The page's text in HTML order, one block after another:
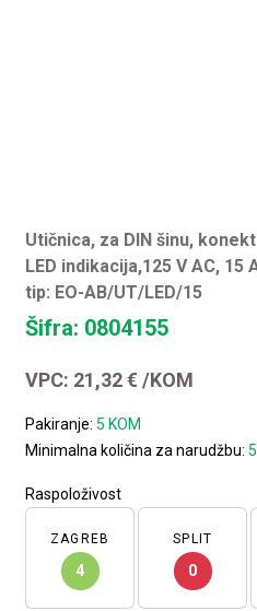
Utičnica, za DIN šinu,
LED indikacija,125 V AC, 15
tip: EO-AB/UT/LED/15
Šifra: 0804155
VPC: 21,32€ /KOM
Pakiranje: 5 KOM
Minimalna količina za narudžbu:
Raspoloživost
ZAGREB
4
SPLIT
0